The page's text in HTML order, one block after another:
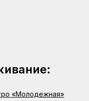
«Молодежная»